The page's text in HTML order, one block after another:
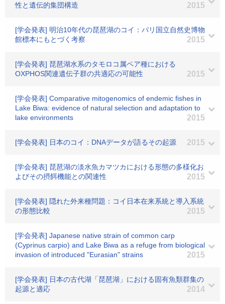
性と遺伝的集団構造
2015
[学会発表] 明治10年代の琵琶湖のコイ：パリ国立自然史博物
館標本にもとづく考察
2015
[学会発表] 琵琶湖水系のタモロコ属ペア種における
OXPHOS関連遺伝子群の共適応の可能性
2015
[学会発表] Comparative mitogenomics of endemic fishes in
Lake Biwa: evidence of natural selection and adaptation to
lake environments
2015
[学会発表] 日本のコイ：DNAデータが語るその起源 2015
[学会発表] 琵琶湖の淡水魚カマツカにおける形態の多様化お
よびその摂餌機能との関連性
2015
[学会発表] 隠れた外来種問題：コイ日本在来系統と導入系統
の形態比較
2015
[学会発表] Japanese native strain of common carp
(Cyprinus carpio) and Lake Biwa as a refuge from biological
invasion of introduced "Eurasian" strains
2015
[学会発表] 日本の古代湖「琵琶湖」における固有魚類群集の
起源と適応
2014